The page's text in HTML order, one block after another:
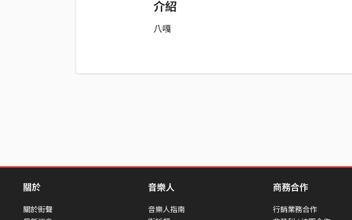
介紹
八嘎
關於
關於街聲
音樂人
音樂人指南
商務合作
行銷業務合作